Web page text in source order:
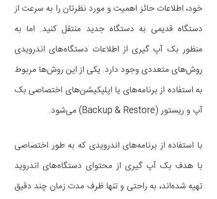
خود، اطلاعات حائز اهمیت و مورد نظرتان را به سرعت از
دستگاه قدیمی به دستگاه جدید منتقل کنید. اما به
منظور بک آپ گیری از اطلاعات دستگاه‌های اندرویدی
روش‌های متعددی وجود دارد. یکی از این روش‌ها مربوط
به استفاده از برنامه‌های یا اپلیکیشن‌های اختصاصی بک
آپ و ریستور (Backup & Restore) می‌شود.
با استفاده از برنامه‌های اندرویدی که به طور اختصاصی
با هدف بک آپ گیری از محتوای دستگاه‌های اندروید
تهیه شده‌اند، به راحتی و تنها ظرف مدت زمان چند دقیق